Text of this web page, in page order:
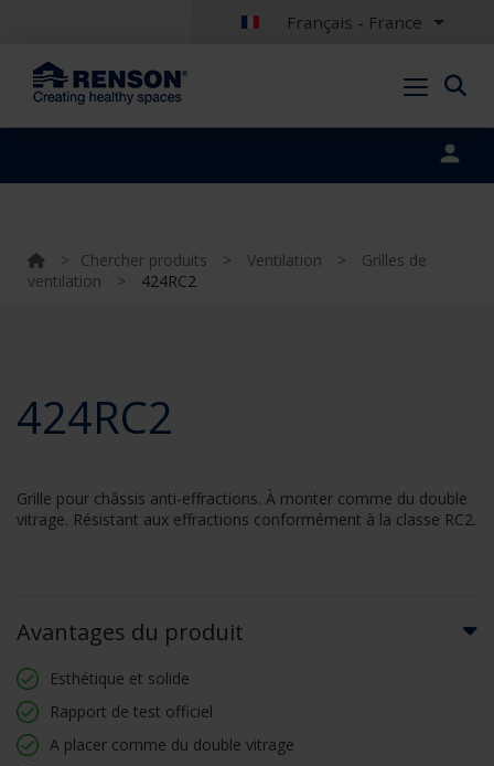
Français - France
> Chercher produits > Ventilation >
Grilles de
ventilation
> 424RC2
424RC2
Grille pour châssis anti-effractions. À monter comme du double
vitrage. Résistant aux effractions conformément à la classe RC2.
Avantages du produit
Esthétique et solide
Rapport de test officiel
A placer comme du double vitrage